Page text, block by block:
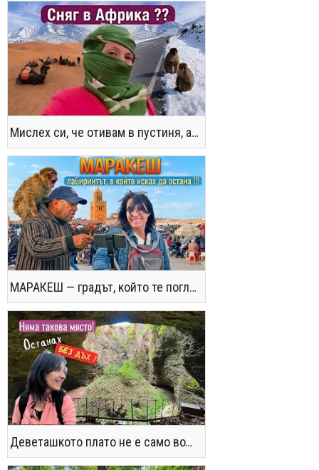
Мислех си, че отивам в пустиня, а се озовах в снега !! / Not the Morocco You Know
МАРАКЕШ — градът, който те поглъща без предупреждение
Деветашкото плато не е само водопади и пещери - последвайте ме!